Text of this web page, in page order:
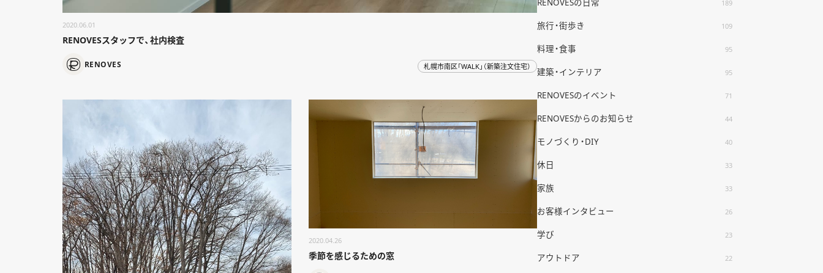
2020.06.01
RENOVESスタッフで、社内検査
RENOVES 札幌市南区「WALK」（新築注文住宅）
2020.04.26
季節を感じるための窓
189
旅行・街歩き 109
料理・食事 95
建築・インテリア 95
RENOVESのイベント 71
RENOVESからのお知らせ 44
モノづくり・DIY 40
休日 33
家族 33
お客様インタビュー 26
学び 23
アウトドア 22